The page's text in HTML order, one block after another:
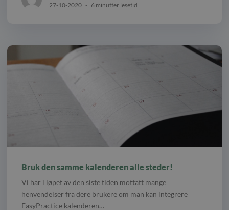
27-10-2020 - 6 minutter lesetid
Bruk den samme kalenderen alle steder!
Vi har i løpet av den siste tiden mottatt mange
henvendelser fra dere brukere om man kan integrere
EasyPractice kalenderen…